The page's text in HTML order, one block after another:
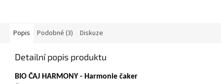
Popis Podobné (3) Diskuze
Detailní popis produktu
BIO ČAJ HARMONY - Harmonie čaker